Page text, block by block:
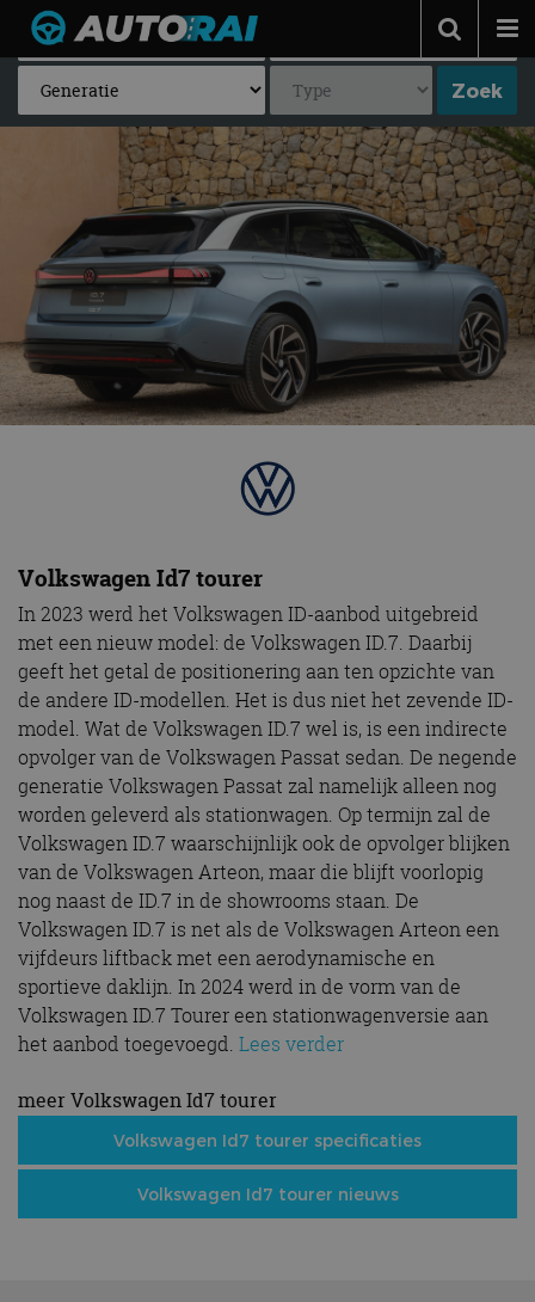
Autonieuws
Podcast
Autotests
Automerken
Adverteren
Contact
MotorRAI.nl
Volkswagen Id7 tourer
In 2023 werd het Volkswagen ID-aanbod uitgebreid
met een nieuw model: de Volkswagen ID.7. Daarbij
geeft het getal de positionering aan ten opzichte van
de andere ID-modellen. Het is dus niet het zevende ID-
model. Wat de Volkswagen ID.7 wel is, is een indirecte
opvolger van de Volkswagen Passat sedan. De negende
generatie Volkswagen Passat zal namelijk alleen nog
worden geleverd als stationwagen. Op termijn zal de
Volkswagen ID.7 waarschijnlijk ook de opvolger blijken
van de Volkswagen Arteon, maar die blijft voorlopig
nog naast de ID.7 in de showrooms staan. De
Volkswagen ID.7 is net als de Volkswagen Arteon een
vijfdeurs liftback met een aerodynamische en
sportieve daklijn. In 2024 werd in de vorm van de
Volkswagen ID.7 Tourer een stationwagenversie aan
het aanbod toegevoegd. Lees verder
meer Volkswagen Id7 tourer
Volkswagen Id7 tourer specificaties
Volkswagen Id7 tourer nieuws